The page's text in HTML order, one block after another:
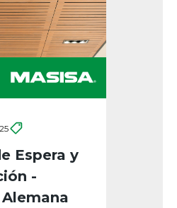
Espera y
-